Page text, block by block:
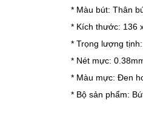
* Màu bút: Thân
* Kích thước: 136
* Trọng lượng
* Nét mực:
* Màu mực: Đen
* Bộ sản phẩm: